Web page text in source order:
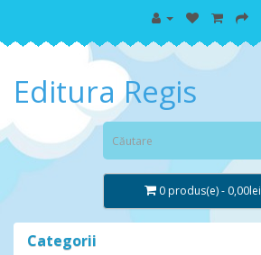
Editura Regis
0 produs(e) - 0,00lei
Categorii